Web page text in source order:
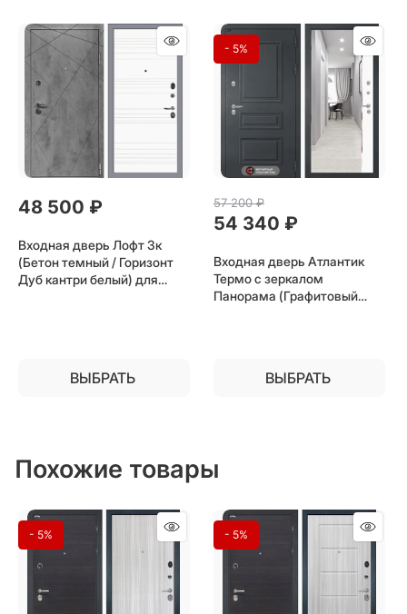
48 500 ₽
Входная дверь Лофт 3к
(Бетон темный / Горизонт
Дуб кантри белый) для
ВЫБРАТЬ
- 5%
57 200 ₽
54 340 ₽
Входная дверь Атлантик
Термо с зеркалом
Панорама (Графитовый
ВЫБРАТЬ
Похожие товары
- 5% - 5%